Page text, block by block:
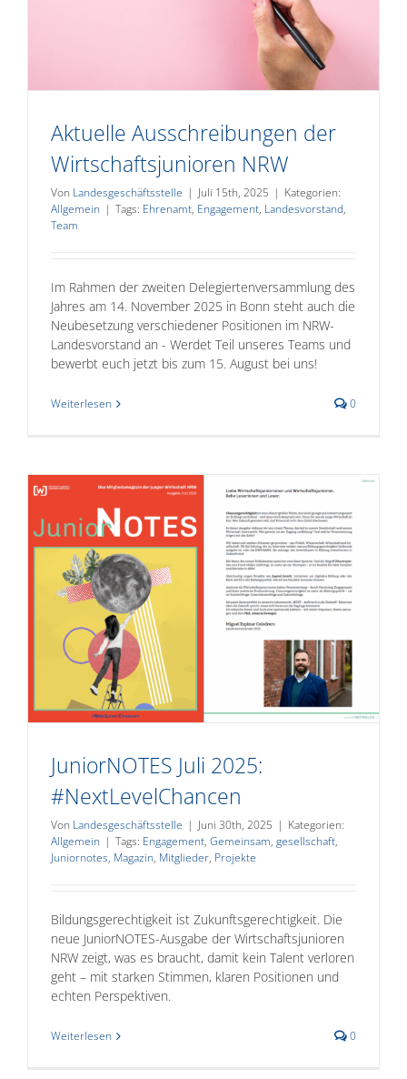
Aktuelle Ausschreibungen der
Wirtschaftsjunioren NRW
Von Landesgeschäftsstelle | Juli 15th, 2025 | Kategorien:
Allgemein | Tags: Ehrenamt, Engagement, Landesvorstand,
Team
Im Rahmen der zweiten Delegiertenversammlung des
Jahres am 14. November 2025 in Bonn steht auch die
Neubesetzung verschiedener Positionen im NRW-
Landesvorstand an - Werdet Teil unseres Teams und
bewerbt euch jetzt bis zum 15. August bei uns!
Weiterlesen 0
JuniorNOTES Juli 2025:
#NextLevelChancen
Von Landesgeschäftsstelle | Juni 30th, 2025 | Kategorien:
Allgemein | Tags: Engagement, Gemeinsam, gesellschaft,
Juniornotes, Magazin, Mitglieder, Projekte
Bildungsgerechtigkeit ist Zukunftsgerechtigkeit. Die
neue JuniorNOTES-Ausgabe der Wirtschaftsjunioren
NRW zeigt, was es braucht, damit kein Talent verloren
geht – mit starken Stimmen, klaren Positionen und
echten Perspektiven.
Weiterlesen 0